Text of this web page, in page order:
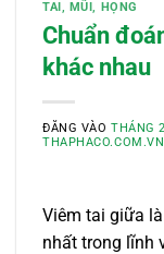
TAI, MŨI, HỌNG
Chuẩn
khác nhau
ĐĂNG VÀOTHÁNG
Viêm tai giữa
nhất trong lĩnh